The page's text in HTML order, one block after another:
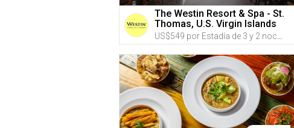
The Westin Resort & Spa - St.
Thomas, U.S. Virgin Islands